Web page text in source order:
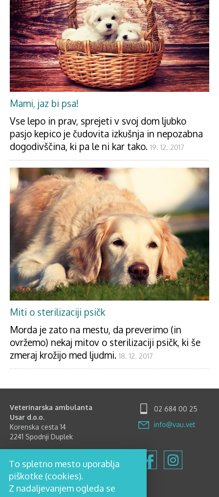
Mami, jaz bi psa!
Vse lepo in prav, sprejeti v svoj dom ljubko
pasjo kepico je čudovita izkušnja in nepozabna
dogodivščina, ki pa le ni kar tako. 19. 12. 2017
Miti o sterilizaciji psičk
Morda je zato na mestu, da preverimo (in
ovržemo) nekaj mitov o sterilizaciji psičk, ki še
zmeraj krožijo med ljudmi. 18. 12. 2017
Veterinarska ambulanta
Usar d.o.o.
Korenska cesta 14
2241 Spodnji Duplek
Ponedeljek-Petek: 8.00-12.00
in 15.00-18.00
Sobota: 8.00-12.00
Nedelja in prazniki zaprto
02 684 00 25
info@vau.vet
To spletno mesto uporablja
piškotke (cookies).
Z nadaljevanjem ogleda se